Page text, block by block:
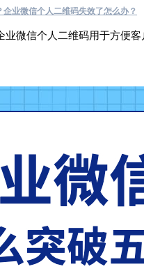
业微信个人二维码失效了怎么办？
微信个人二维码用于方便客